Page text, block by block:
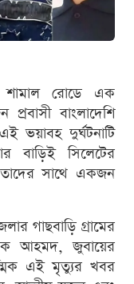
শামাল রোডে এক
বাংলাদেশি
ভয়াবহ দুর্ঘটনাটি
বাড়িই সিলেটের
সাথে একজন
গাছবাড়ি গ্রামের
আহমদ, জুবায়ের
এই মৃত্যুর খবর